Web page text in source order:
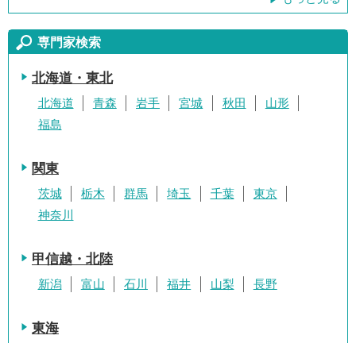
専門家検索
北海道・東北
北海道 青森 岩手 宮城 秋田
山形
福島
関東
茨城 栃木 群馬 埼玉 千葉
東京
神奈川
甲信越・北陸
新潟 富山 石川 福井 山梨 長野
東海